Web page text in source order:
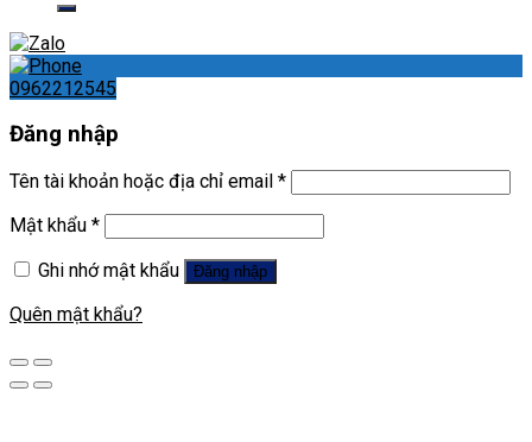
0962212545
Đăng nhập
Tên tài khoản hoặc địa chỉ email *
Mật khẩu *
Ghi nhớ mật khẩu
Đăng nhập
Quên mật khẩu?